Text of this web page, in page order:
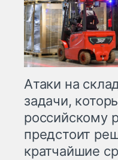
Атаки на
задачи,
российскому
предстоит
кратчайшие